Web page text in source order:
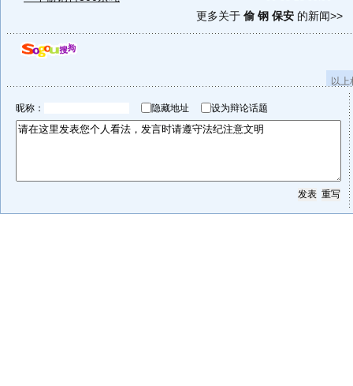
更多关于 偷 钢 保安 的新闻>>
以
昵称： 隐藏地址 设为辩论话题